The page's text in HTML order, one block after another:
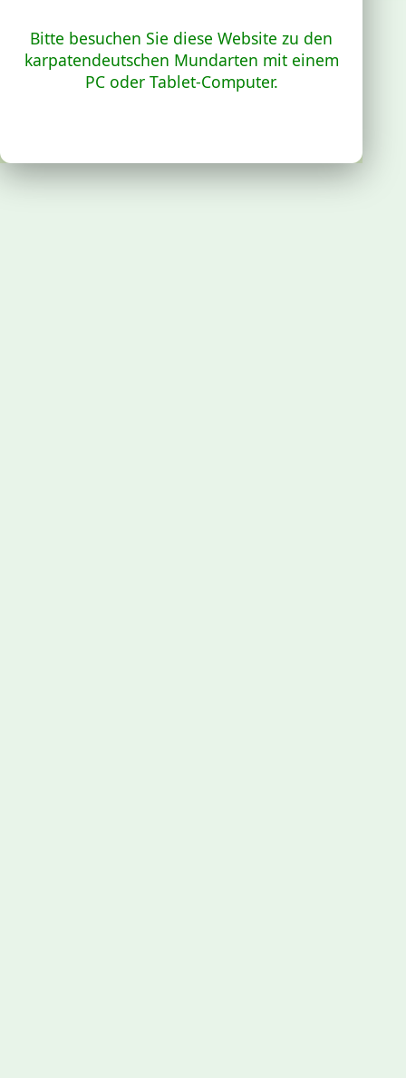
Einsiedel
Mantakisch
Wagendrüssel
Gründlerisch
Unter-
Metzenseifen
Mantakisch
Bitte besuchen Sie diese Website zu den
karpatendeutschen Mundarten mit einem
PC oder Tablet-Computer.